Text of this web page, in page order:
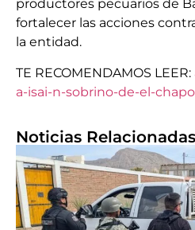
productores pecuarios de
fortalecer las acciones
la entidad.
TE RECOMENDAMOS LEER:
a-isai-n-sobrino-de-el-chapo
Noticias Relacionadas